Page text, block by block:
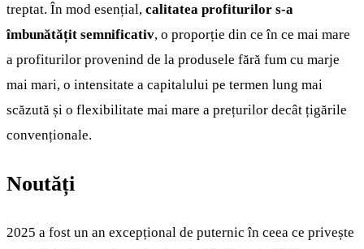
treptat. În mod esențial, calitatea profiturilor s-a
îmbunătățit semnificativ, o proporție din ce în ce mai mare
a profiturilor provenind de la produsele fără fum cu marje
mai mari, o intensitate a capitalului pe termen lung mai
scăzută și o flexibilitate mai mare a prețurilor decât țigările
convenționale.
Noutăți
2025 a fost un an excepțional de puternic în ceea ce privește